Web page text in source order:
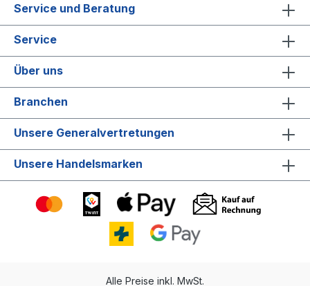
Service und Beratung
Service
Über uns
Branchen
Unsere Generalvertretungen
Unsere Handelsmarken
Alle Preise inkl. MwSt.